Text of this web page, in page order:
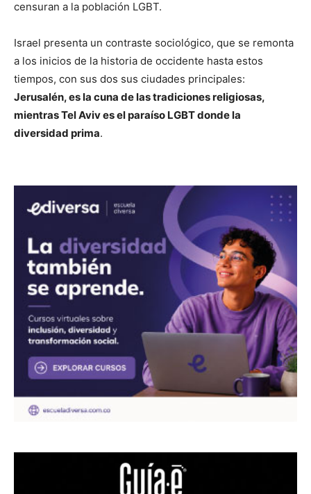
censuran a la población LGBT.
Israel presenta un contraste sociológico, que se remonta
a los inicios de la historia de occidente hasta estos
tiempos, con sus dos sus ciudades principales:
Jerusalén, es la cuna de las tradiciones religiosas,
mientras Tel Aviv es el paraíso LGBT donde la
diversidad prima.